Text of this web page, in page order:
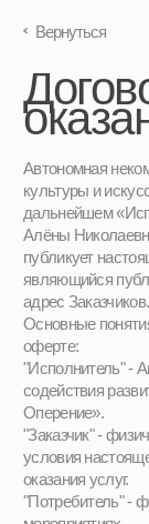
Вернуться
Автономная
культуры и искусства
Алёны Николаевны,
публикует настоящий
являющийся публичным
адрес Заказчиков.
Основные понятия,
"Исполнитель" -
содействия развитию
Оперение».
"Заказчик" - физическое
условия настоящей
оказания услуг.
"Потребитель" -
мероприятиях.
Услуга" – досуговые
театральных
выступлений.
"Театральная студия" -
адресу: 107140, г.
Красносельский, ул.
2/1, ком. 4.
оказания